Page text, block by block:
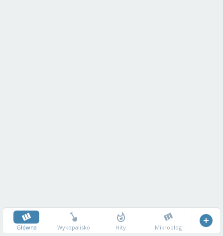
Główna Wykopalisko Hity Mikroblog